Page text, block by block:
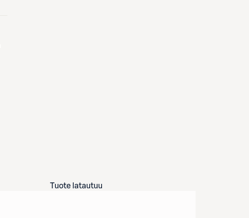
Tuote latautuu